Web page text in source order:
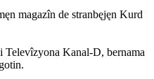
magazîn de stranbęjęn Kurd
Kanal-D, bernama